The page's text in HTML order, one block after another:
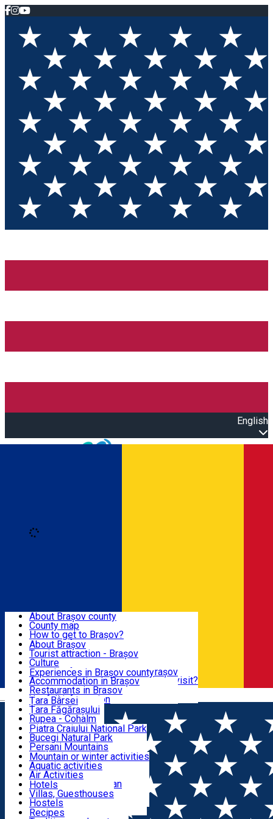
English
Română
BRAȘOV
EXPERIENCES
DESTINATIONS
NATURE
ACTIVE TOURISM
ACCOMMODATION
CULTURAL HERITAGE
About Brașov county
County map
How to get to Brașov?
Tourist Information Centers
Tourist Guides
Brașov Tourism Recommendations
Historical tourist attractions
What would a local recommend to visit?
Tourism news Brașov
Restaurants
About Brașov
Tourist attraction - Brașov
Culture
Tourist Information Center - Brașov
Accommodation in Brașov
Restaurants in Brasov
Usefull information
Experiences in Brașov county
Țara Bârsei
Țara Făgărașului
Rupea - Cohalm
ECO Destinations
Piatra Craiului National Park
Bucegi Natural Park
Perșani Mountains
Făgăraș Mountains
Postăvarul Peak
Măgura Codlei
Ciucaș Mountains
Protected areas
Other natural attractions
Speoturism
Mountain or winter activities
Aquatic activities
Air Activities
Adventure, Equestrian
Cycling, Running
Other activities
Hotels
Villas, Guesthouses
Hostels
Cottages
Recipes